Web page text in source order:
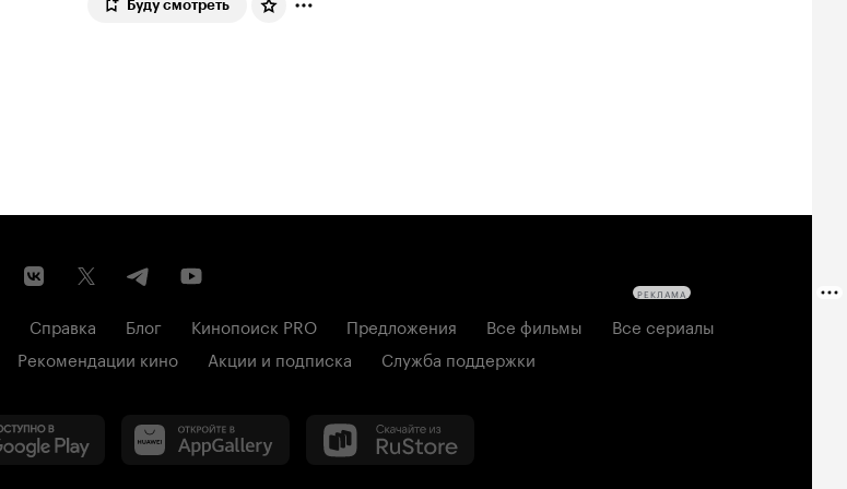
Буду смотреть
Справка Блог Кинопоиск PRO Предложения Все фильмы
Все сериалы
Рекомендации кино Акции и подписка Служба поддержки
РЕКЛАМА